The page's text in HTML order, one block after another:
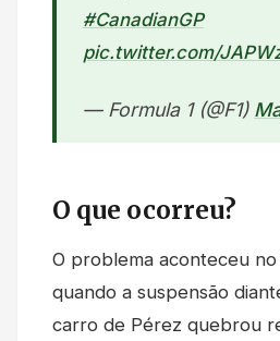
#CanadianGP
pic.twitter.com/
— Formula 1 (@F1)
O que ocorreu?
O problema aconteceu
quando a suspensão
carro de Pérez quebrou